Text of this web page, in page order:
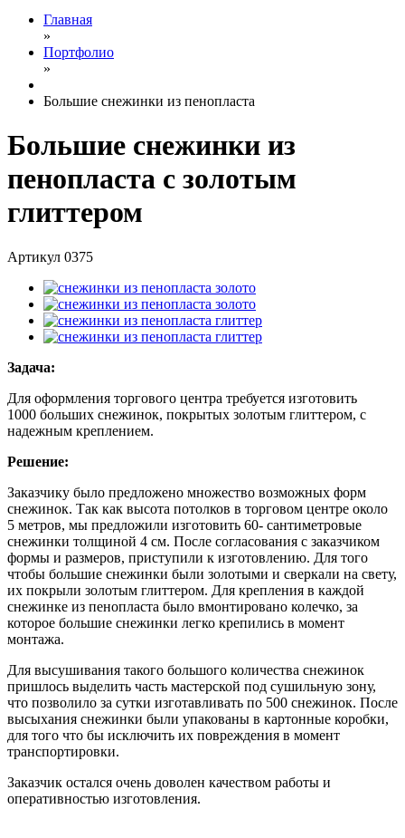
Главная
»
Портфолио
»
Большие снежинки из пенопласта
Большие снежинки из
пенопласта с золотым
глиттером
Артикул 0375
Задача:
Для оформления торгового центра требуется изготовить
1000 больших снежинок, покрытых золотым глиттером, с
надежным креплением.
Решение:
Заказчику было предложено множество возможных форм
снежинок. Так как высота потолков в торговом центре около
5 метров, мы предложили изготовить 60- сантиметровые
снежинки толщиной 4 см. После согласования с заказчиком
формы и размеров, приступили к изготовлению. Для того
чтобы большие снежинки были золотыми и сверкали на свету,
их покрыли золотым глиттером. Для крепления в каждой
снежинке из пенопласта было вмонтировано колечко, за
которое большие снежинки легко крепились в момент
монтажа.
Для высушивания такого большого количества снежинок
пришлось выделить часть мастерской под сушильную зону,
что позволило за сутки изготавливать по 500 снежинок. После
высыхания снежинки были упакованы в картонные коробки,
для того что бы исключить их повреждения в момент
транспортировки.
Заказчик остался очень доволен качеством работы и
оперативностью изготовления.